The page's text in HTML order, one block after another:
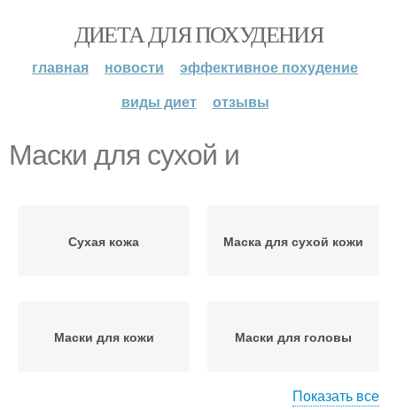
ДИЕТА ДЛЯ ПОХУДЕНИЯ
главная новости
эффективное похудение
виды диет
отзывы
Маски для сухой и
Сухая кожа Маска для сухой кожи
Маски для кожи Маски для головы
Показать все